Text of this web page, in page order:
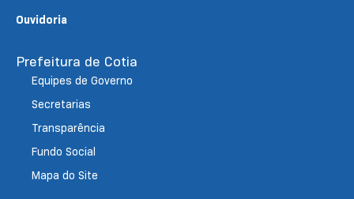
Ouvidoria
Prefeitura de Cotia
Equipes de Governo
Secretarias
Transparência
Fundo Social
Mapa do Site